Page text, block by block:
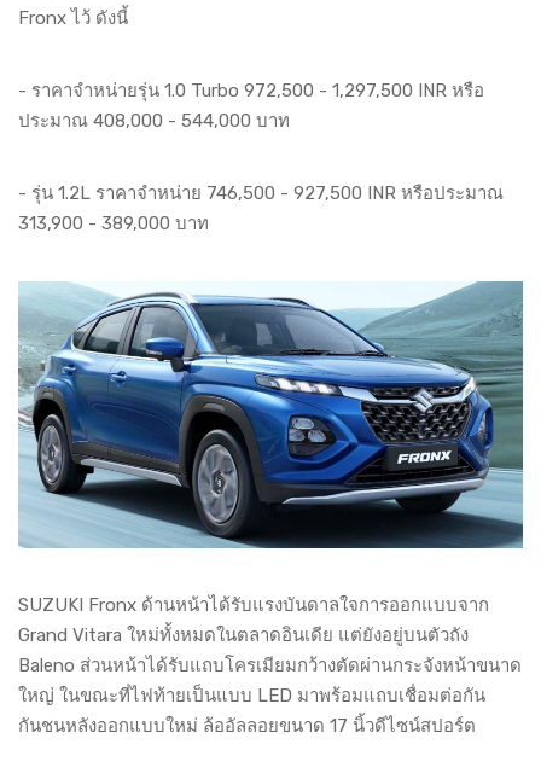
Fronx ไว้ ดังนี้
- ราคาจำหน่ายรุ่น 1.0 Turbo 972,500 - 1,297,500 INR หรือ
ประมาณ 408,000 - 544,000 บาท
- รุ่น 1.2L ราคาจำหน่าย 746,500 - 927,500 INR หรือประมาณ
313,900 - 389,000 บาท
SUZUKI Fronx ด้านหน้าได้รับแรงบันดาลใจการออกแบบจาก
Grand Vitara ใหม่ทั้งหมดในตลาดอินเดีย แต่ยังอยู่บนตัวถัง
Baleno ส่วนหน้าได้รับแถบโครเมียมกว้างตัดผ่านกระจังหน้าขนาด
ใหญ่ ในขณะที่ไฟท้ายเป็นแบบ LED มาพร้อมแถบเชื่อมต่อกัน
กันชนหลังออกแบบใหม่ ล้ออัลลอยขนาด 17 นิ้วดีไซน์สปอร์ต